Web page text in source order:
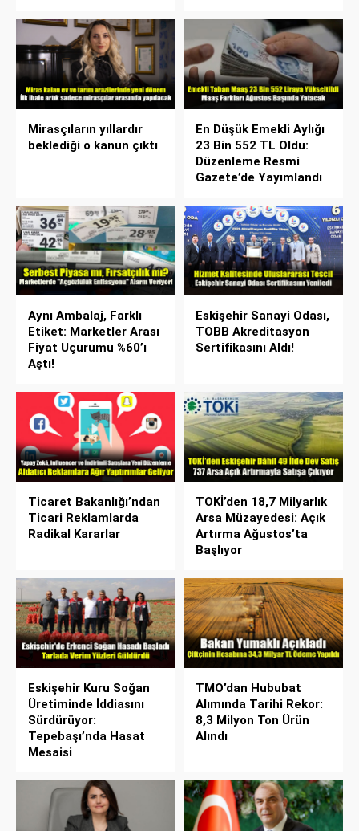
Mirasçıların yıllardır
beklediği o kanun çıktı
En Düşük Emekli Aylığı
23 Bin 552 TL Oldu:
Düzenleme Resmi
Gazete’de Yayımlandı
Aynı Ambalaj, Farklı
Etiket: Marketler Arası
Fiyat Uçurumu %60’ı
Aştı!
Eskişehir Sanayi Odası,
TOBB Akreditasyon
Sertifikasını Aldı!
Ticaret Bakanlığı’ndan
Ticari Reklamlarda
Radikal Kararlar
TOKİ’den 18,7 Milyarlık
Arsa Müzayedesi: Açık
Artırma Ağustos’ta
Başlıyor
Eskişehir Kuru Soğan
Üretiminde İddiasını
Sürdürüyor:
Tepebaşı’nda Hasat
Mesaisi
TMO’dan Hububat
Alımında Tarihi Rekor:
8,3 Milyon Ton Ürün
Alındı